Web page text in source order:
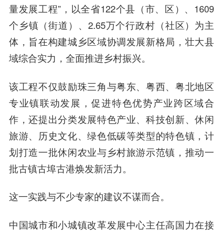
量发展工程”，以全省122个县（市、区）、1609
个乡镇（街道）、2.65万个行政村（社区）为主
体，旨在构建城乡区域协调发展新格局，壮大县
域综合实力，全面推进乡村振兴。
该工程不仅鼓励珠三角与粤东、粤西、粤北地区
专业镇联动发展，促进特色优势产业跨区域合
作，还提出分类发展特色产业、科技创新、休闲
旅游、历史文化、绿色低碳等类型的特色镇，计
划打造一批休闲农业与乡村旅游示范镇，推动一
批古镇古埠古港焕发新活力。
这一实践与不少专家的建议不谋而合。
中国城市和小城镇改革发展中心主任高国力在接